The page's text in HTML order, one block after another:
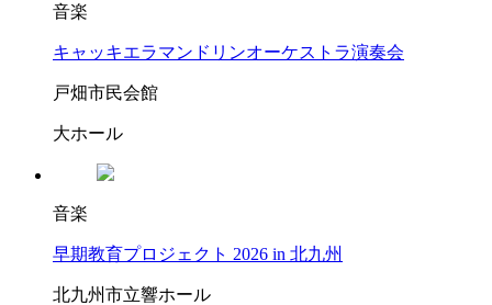
音楽
キャッキエラマンドリンオーケストラ演奏会
戸畑市民会館
大ホール
音楽
早期教育プロジェクト 2026 in 北九州
北九州市立響ホール